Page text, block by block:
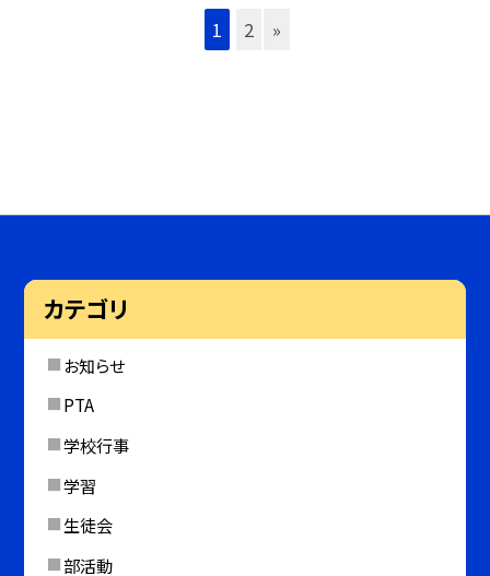
1 2 »
カテゴリ
お知らせ
PTA
学校行事
学習
生徒会
部活動